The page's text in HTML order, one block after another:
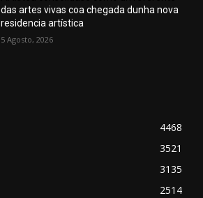
das artes vivas coa chegada dunha nova
residencia artística
5 Agosto, 2026
4468
3521
3135
2514